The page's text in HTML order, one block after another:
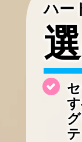
ハー